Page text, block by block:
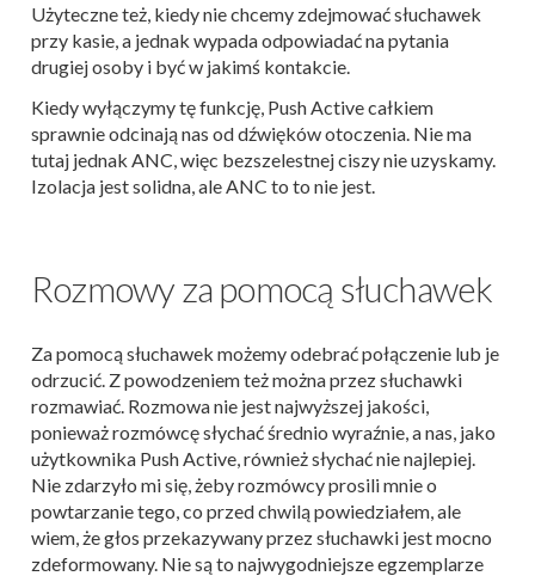
Użyteczne też, kiedy nie chcemy zdejmować słuchawek
przy kasie, a jednak wypada odpowiadać na pytania
drugiej osoby i być w jakimś kontakcie.
Kiedy wyłączymy tę funkcję, Push Active całkiem
sprawnie odcinają nas od dźwięków otoczenia. Nie ma
tutaj jednak ANC, więc bezszelestnej ciszy nie uzyskamy.
Izolacja jest solidna, ale ANC to to nie jest.
Rozmowy za pomocą słuchawek
Za pomocą słuchawek możemy odebrać połączenie lub je
odrzucić. Z powodzeniem też można przez słuchawki
rozmawiać. Rozmowa nie jest najwyższej jakości,
ponieważ rozmówcę słychać średnio wyraźnie, a nas, jako
użytkownika Push Active, również słychać nie najlepiej.
Nie zdarzyło mi się, żeby rozmówcy prosili mnie o
powtarzanie tego, co przed chwilą powiedziałem, ale
wiem, że głos przekazywany przez słuchawki jest mocno
zdeformowany. Nie są to najwygodniejsze egzemplarze